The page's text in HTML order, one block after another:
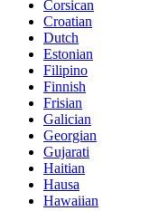
Corsican
Croatian
Dutch
Estonian
Filipino
Finnish
Frisian
Galician
Georgian
Gujarati
Haitian
Hausa
Hawaiian